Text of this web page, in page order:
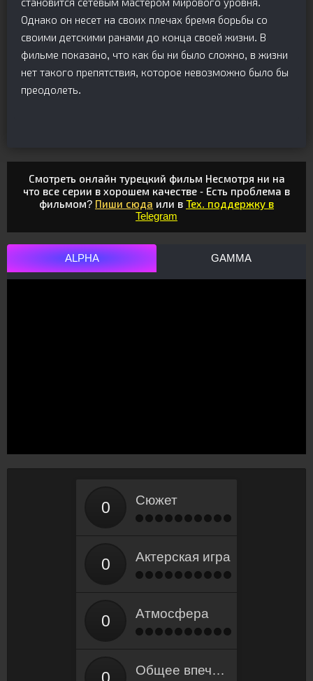
становится сетевым мастером мирового уровня.
Однако он несет на своих плечах бремя борьбы со
своими детскими ранами до конца своей жизни. В
фильме показано, что как бы ни было сложно, в жизни
нет такого препятствия, которое невозможно было бы
преодолеть.
Смотреть онлайн турецкий фильм Несмотря ни на
что все серии в хорошем качестве - Есть проблема в
фильмом? Пиши сюда или в Тех. поддержку в
Telegram
ALPHA GAMMA
Сюжет
Актерская игра
Атмосфера
Общее впечатление